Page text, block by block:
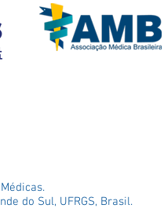
do Sul, UFRGS, Brasil.